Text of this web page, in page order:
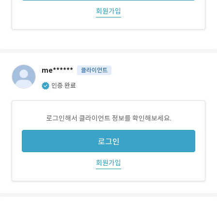
회원가입
me****** 클라이언트
인증 완료
로그인해서 클라이언트 정보를 확인해보세요.
로그인
회원가입